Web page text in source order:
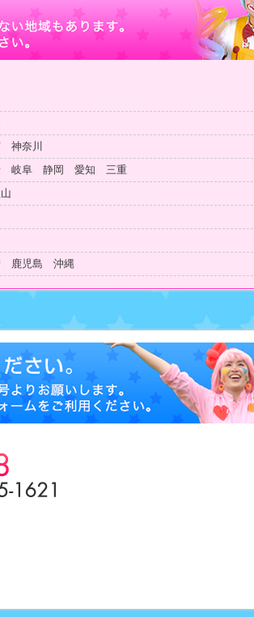
奈川
岐阜 静岡 愛知 三重
鹿児島 沖縄